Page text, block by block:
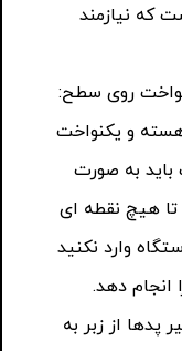
که نیازمند
روی سطح:
و یکنواخت
به صورت
هیچ نقطه ای
وارد نکنید
انجام دهد.
پدها از زبر به